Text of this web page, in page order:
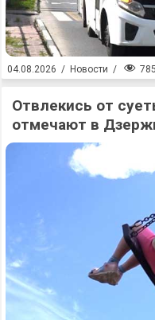
04.08.2026 / Новости / 785
Отвлекись от
отмечают в